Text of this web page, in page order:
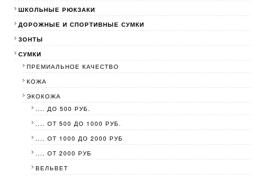
ШКОЛЬНЫЕ РЮКЗАКИ
ДОРОЖНЫЕ И СПОРТИВНЫЕ СУМКИ
ЗОНТЫ
СУМКИ
ПРЕМИАЛЬНОЕ КАЧЕСТВО
КОЖА
ЭКОКОЖА
.... ДО 500 РУБ.
.... ОТ 500 ДО 1000 РУБ.
.... ОТ 1000 ДО 2000 РУБ
.... ОТ 2000 РУБ
ВЕЛЬВЕТ